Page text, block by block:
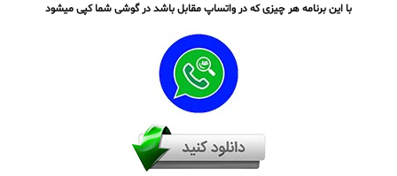
با این برنامه هر چیزی که در واتساپ مقابل باشد در گوشی شما کپی میشود